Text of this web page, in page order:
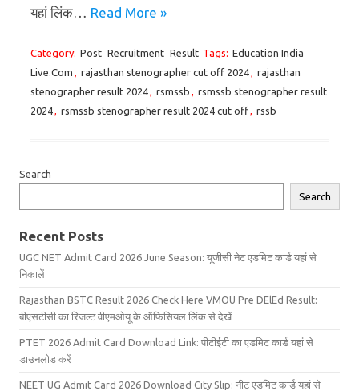
यहां लिंक… Read More »
Category: Post Recruitment Result Tags: Education India
Live.Com , rajasthan stenographer cut off 2024, rajasthan
stenographer result 2024, rsmssb , rsmssb stenographer result
2024, rsmssb stenographer result 2024 cut off, rssb
Search
Search
Recent Posts
UGC NET Admit Card 2026 June Season: यूजीसी नेट एडमिट कार्ड यहां से
निकालें
Rajasthan BSTC Result 2026 Check Here VMOU Pre DElEd Result:
बीएसटीसी का रिजल्ट वीएमओयू के ऑफिसियल लिंक से देखें
PTET 2026 Admit Card Download Link: पीटीईटी का एडमिट कार्ड यहां से
डाउनलोड करें
NEET UG Admit Card 2026 Download City Slip: नीट एडमिट कार्ड यहां से